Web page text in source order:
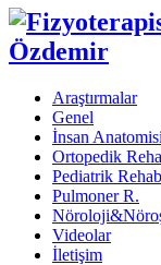
Özdemir
Araştırmalar
Genel
İnsan Anatomisi
Ortopedik
Pediatrik
Pulmoner R.
Videolar
İletişim